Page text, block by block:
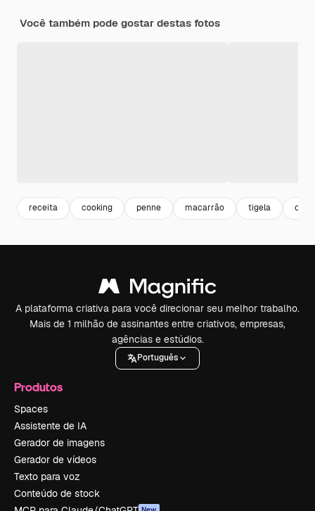
Você também pode gostar destas fotos
receita cooking penne macarrão tigela
A plataforma criativa para você direcionar seu melhor trabalho.
Mais de 1 milhão de assinantes entre criativos, empresas,
agências e estúdios.
Português
Produtos
Spaces
Assistente de IA
Gerador de imagens
Gerador de vídeos
Texto para voz
Conteúdo de stock